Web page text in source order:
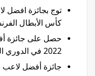
توج بجائزة افضل
كأس الأبطال الفرنسي
حصل على جائزة
2022 في الدوري الفرنسي .
جائزة أفضل لاعب